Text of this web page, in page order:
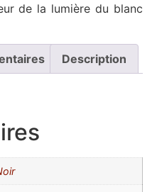
de la lumière du blanc
Description